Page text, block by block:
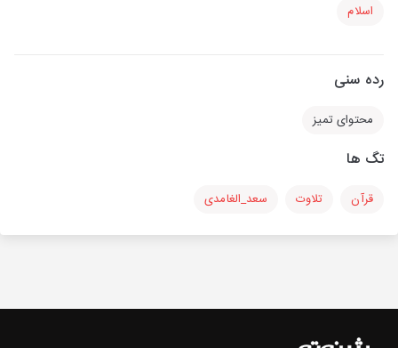
اسلام
رده سنی
محتوای تمیز
تگ ها
قرآن تلاوت سعد_الغامدی